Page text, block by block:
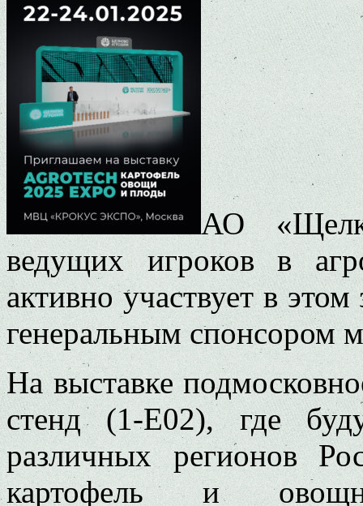
АО
ведущих игроков в
активно участвует в
генеральным спонсором
На выставке
стенд (1-E02), где
различных регионов
картофель и